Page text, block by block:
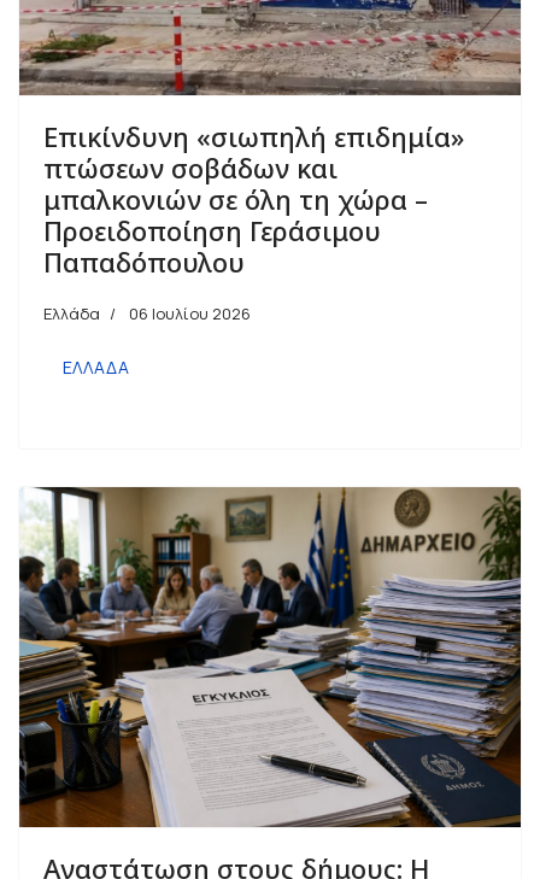
Επικίνδυνη «σιωπηλή επιδημία»
πτώσεων σοβάδων και
μπαλκονιών σε όλη τη χώρα –
Προειδοποίηση Γεράσιμου
Παπαδόπουλου
Ελλάδα 06 Ιουλίου 2026
ΕΛΛΑΔΑ
Αναστάτωση στους δήμους: Η